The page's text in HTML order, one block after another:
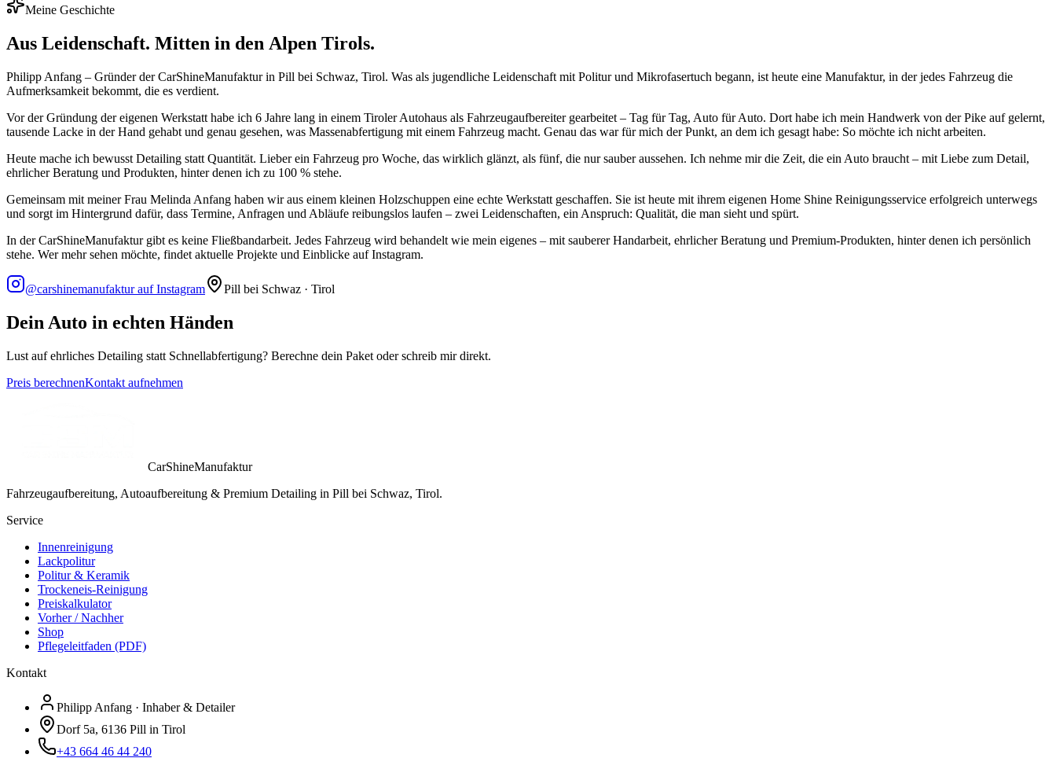
Meine Geschichte
Aus Leidenschaft. Mitten in den Alpen Tirols.
Philipp Anfang – Gründer der CarShineManufaktur in Pill bei Schwaz, Tirol. Was als jugendliche Leidenschaft mit Politur und Mikrofasertuch begann, ist heute eine Manufaktur, in der jedes Fahrzeug die
Aufmerksamkeit bekommt, die es verdient.
Vor der Gründung der eigenen Werkstatt habe ich 6 Jahre lang in einem Tiroler Autohaus als Fahrzeugaufbereiter gearbeitet – Tag für Tag, Auto für Auto. Dort habe ich mein Handwerk von der Pike auf gelernt,
tausende Lacke in der Hand gehabt und genau gesehen, was Massenabfertigung mit einem Fahrzeug macht. Genau das war für mich der Punkt, an dem ich gesagt habe: So möchte ich nicht arbeiten.
Heute mache ich bewusst Detailing statt Quantität. Lieber ein Fahrzeug pro Woche, das wirklich glänzt, als fünf, die nur sauber aussehen. Ich nehme mir die Zeit, die ein Auto braucht – mit Liebe zum Detail,
ehrlicher Beratung und Produkten, hinter denen ich zu 100 % stehe.
Gemeinsam mit meiner Frau Melinda Anfang haben wir aus einem kleinen Holzschuppen eine echte Werkstatt geschaffen. Sie ist heute mit ihrem eigenen Home Shine Reinigungsservice erfolgreich unterwegs
und sorgt im Hintergrund dafür, dass Termine, Anfragen und Abläufe reibungslos laufen – zwei Leidenschaften, ein Anspruch: Qualität, die man sieht und spürt.
In der CarShineManufaktur gibt es keine Fließbandarbeit. Jedes Fahrzeug wird behandelt wie mein eigenes – mit sauberer Handarbeit, ehrlicher Beratung und Premium-Produkten, hinter denen ich persönlich
stehe. Wer mehr sehen möchte, findet aktuelle Projekte und Einblicke auf Instagram.
@carshinemanufaktur auf Instagram Pill bei Schwaz · Tirol
Dein Auto in echten Händen
Lust auf ehrliches Detailing statt Schnellabfertigung? Berechne dein Paket oder schreib mir direkt.
Preis berechnenKontakt aufnehmen
CarShineManufaktur
Fahrzeugaufbereitung, Autoaufbereitung & Premium Detailing in Pill bei Schwaz, Tirol.
Service
Innenreinigung
Lackpolitur
Politur & Keramik
Trockeneis-Reinigung
Preiskalkulator
Vorher / Nachher
Shop
Pflegeleitfaden (PDF)
Kontakt
Philipp Anfang · Inhaber & Detailer
Dorf 5a, 6136 Pill in Tirol
+43 664 46 44 240